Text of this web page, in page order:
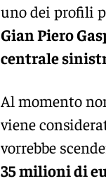
uno dei profili
Gian Piero
centrale
Al momento
viene
vorrebbe
35 milioni di